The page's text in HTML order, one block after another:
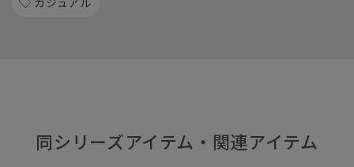
同シリーズアイテム・関連アイテム